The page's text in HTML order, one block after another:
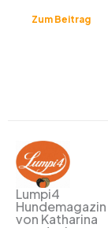
Zum Beitrag
Lumpi4
Hundemagazin
von Katharina